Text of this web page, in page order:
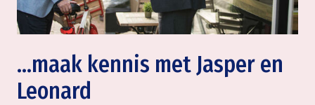
…maak kennis met Jasper en
Leonard